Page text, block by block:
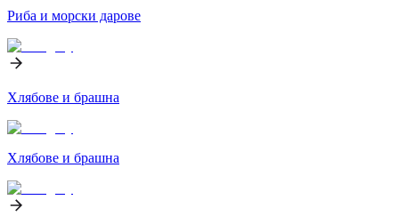
Риба и морски дарове
Хлябове и брашна
Хлябове и брашна